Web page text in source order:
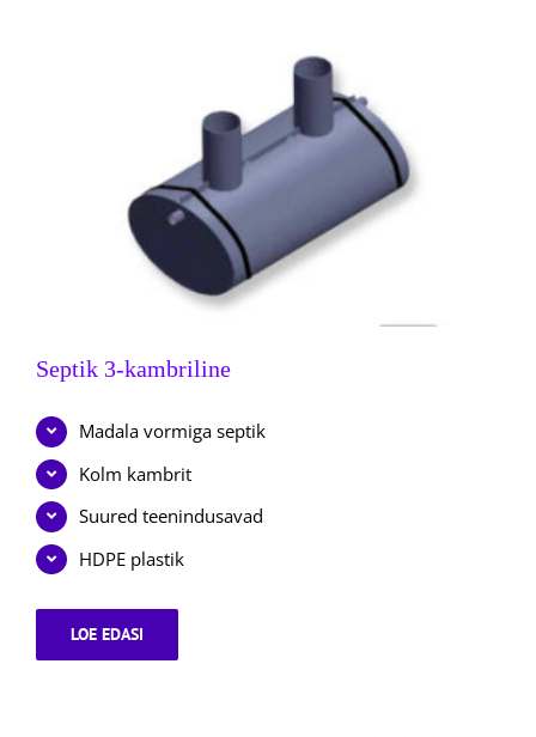
Septik 3-kambriline
Madala vormiga septik
Kolm kambrit
Suured teenindusavad
HDPE plastik
LOE EDASI
SEPTIK
3-